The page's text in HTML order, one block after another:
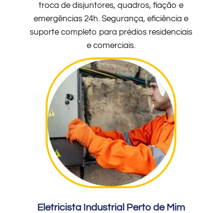
troca de disjuntores, quadros, fiação e
emergências 24h. Segurança, eficiência e
suporte completo para prédios residenciais
e comerciais.
Eletricista Industrial Perto de Mim